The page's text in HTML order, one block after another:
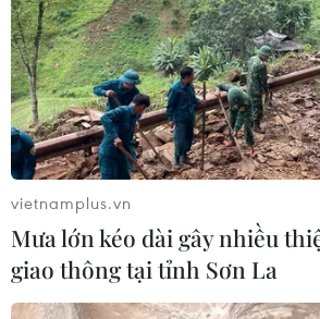
vietnamplus.vn
Mưa lớn kéo dài gây nhiều
giao thông tại tỉnh Sơn La